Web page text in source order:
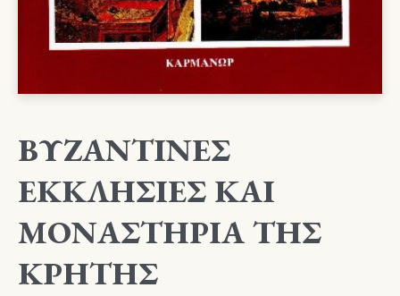
ΒΥΖΑΝΤΙΝΕΣ
ΕΚΚΛΗΣΙΕΣ ΚΑΙ
ΜΟΝΑΣΤΗΡΙΑ ΤΗΣ
ΚΡΗΤΗΣ